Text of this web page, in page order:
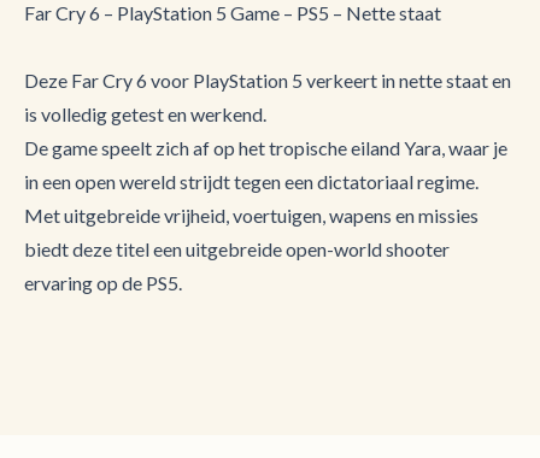
Far Cry 6 – PlayStation 5 Game – PS5 – Nette staat
Deze Far Cry 6 voor PlayStation 5 verkeert in nette staat en
is volledig getest en werkend.
De game speelt zich af op het tropische eiland Yara, waar je
in een open wereld strijdt tegen een dictatoriaal regime.
Met uitgebreide vrijheid, voertuigen, wapens en missies
biedt deze titel een uitgebreide open-world shooter
ervaring op de PS5.